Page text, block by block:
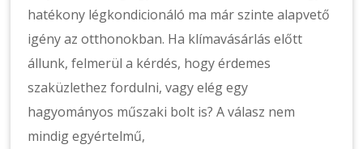
hatékony légkondicionáló ma már szinte alapvető
igény az otthonokban. Ha klímavásárlás előtt
állunk, felmerül a kérdés, hogy érdemes
szaküzlethez fordulni, vagy elég egy
hagyományos műszaki bolt is? A válasz nem
mindig egyértelmű,